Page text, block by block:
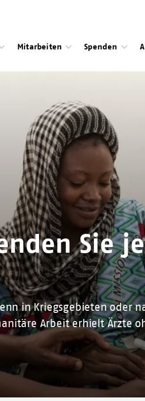
Mitarbeiten Spenden
Sie
in Kriegsgebieten oder
Arbeit erhielt Ärzte